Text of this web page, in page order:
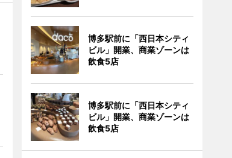
博多駅前に「西日本シティ
ビル」開業、商業ゾーンは
飲食5店
博多駅前に「西日本シティ
ビル」開業、商業ゾーンは
飲食5店